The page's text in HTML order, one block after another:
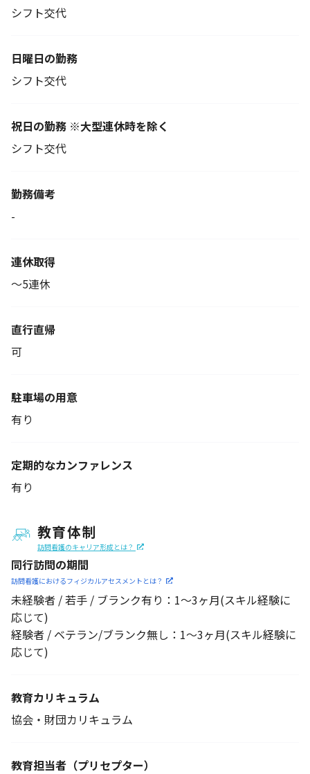
シフト交代
日曜日の勤務
シフト交代
祝日の勤務 ※大型連休時を除く
シフト交代
勤務備考
-
連休取得
～5連休
直行直帰
可
駐車場の用意
有り
定期的なカンファレンス
有り
教育体制
訪問看護のキャリア形成とは？
同行訪問の期間
訪問看護におけるフィジカルアセスメントとは？
未経験者 / 若手 / ブランク有り：1～3ヶ月(スキル経験に
応じて)
経験者 / ベテラン/ブランク無し：1～3ヶ月(スキル経験に
応じて)
教育カリキュラム
協会・財団カリキュラム
教育担当者 （プリセプター）